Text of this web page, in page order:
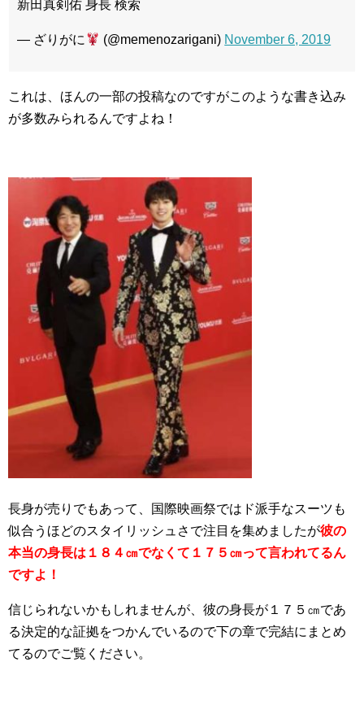
新田真剣佑 身長 検索
— ざりがに (@memenozarigani) November 6, 2019
これは、ほんの一部の投稿なのですがこのような書き込み
が多数みられるんですよね！
長身が売りでもあって、国際映画祭ではド派手なスーツも
似合うほどのスタイリッシュさで注目を集めましたが彼の
本当の身長は１８４㎝でなくて１７５㎝って言われてるん
ですよ！
信じられないかもしれませんが、彼の身長が１７５㎝であ
る決定的な証拠をつかんでいるので下の章で完結にまとめ
てるのでご覧ください。